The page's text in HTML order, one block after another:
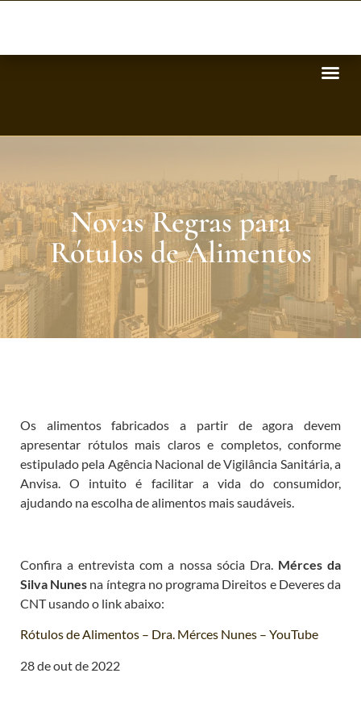
Novas Regras para
Rótulos de Alimentos
Os alimentos fabricados a partir de agora devem
apresentar rótulos mais claros e completos, conforme
estipulado pela Agência Nacional de Vigilância Sanitária, a
Anvisa. O intuito é facilitar a vida do consumidor,
ajudando na escolha de alimentos mais saudáveis.
Confira a entrevista com a nossa sócia Dra. Mérces da
Silva Nunes na íntegra no programa Direitos e Deveres da
CNT usando o link abaixo:
Rótulos de Alimentos – Dra. Mérces Nunes – YouTube
28 de out de 2022